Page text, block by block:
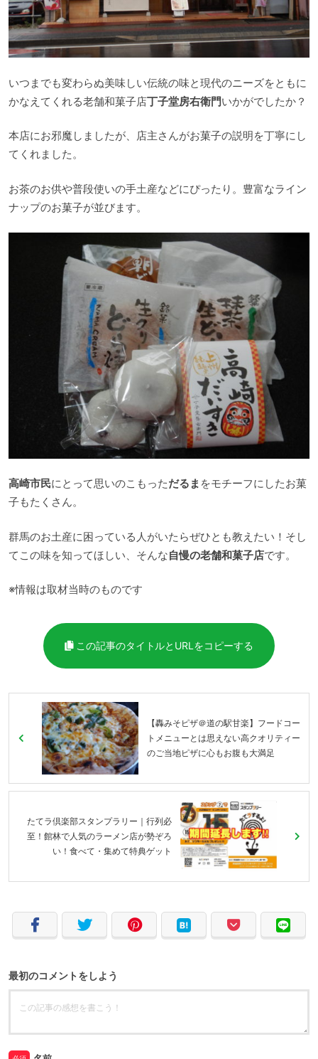
いつまでも変わらぬ美味しい伝統の味と現代のニーズをともに
かなえてくれる老舗和菓子店丁子堂房右衛門いかがでしたか？
本店にお邪魔しましたが、店主さんがお菓子の説明を丁寧にし
てくれました。
お茶のお供や普段使いの手土産などにぴったり。豊富なライン
ナップのお菓子が並びます。
高崎市民にとって思いのこもっただるま をモチーフにしたお菓
子もたくさん。
群馬のお土産に困っている人がいたらぜひとも教えたい！そし
てこの味を知ってほしい、そんな自慢の老舗和菓子店です。
※情報は取材当時のものです
この記事のタイトルとURLをコピーする
【轟みそピザ＠道の駅甘楽】フードコー
トメニューとは思えない高クオリティー
のご当地ピザに心もお腹も大満足
たてラ倶楽部スタンプラリー｜行列必
至！館林で人気のラーメン店が勢ぞろ
い！食べて・集めて特典ゲット
最初のコメントをしよう